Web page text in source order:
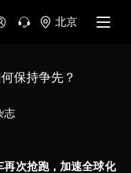
北京
保持争先？
志
再次抢跑，加速全球化